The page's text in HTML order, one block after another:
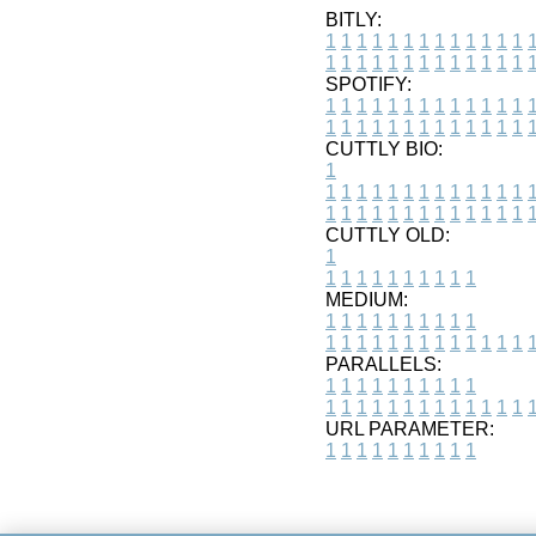
BITLY:
1 1 1 1 1 1 1 1 1 1 1 1 1 1
1 1 1 1 1 1 1 1 1 1 1 1 1 1
SPOTIFY:
1 1 1 1 1 1 1 1 1 1 1 1 1 1
1 1 1 1 1 1 1 1 1 1 1 1 1 1
CUTTLY BIO:
1
1 1 1 1 1 1 1 1 1 1 1 1 1 1
1 1 1 1 1 1 1 1 1 1 1 1 1 1
CUTTLY OLD:
1
1 1 1 1 1 1 1 1 1 1
MEDIUM:
1 1 1 1 1 1 1 1 1 1
1 1 1 1 1 1 1 1 1 1 1 1 1 1
PARALLELS:
1 1 1 1 1 1 1 1 1 1
1 1 1 1 1 1 1 1 1 1 1 1 1 1
URL PARAMETER:
1 1 1 1 1 1 1 1 1 1